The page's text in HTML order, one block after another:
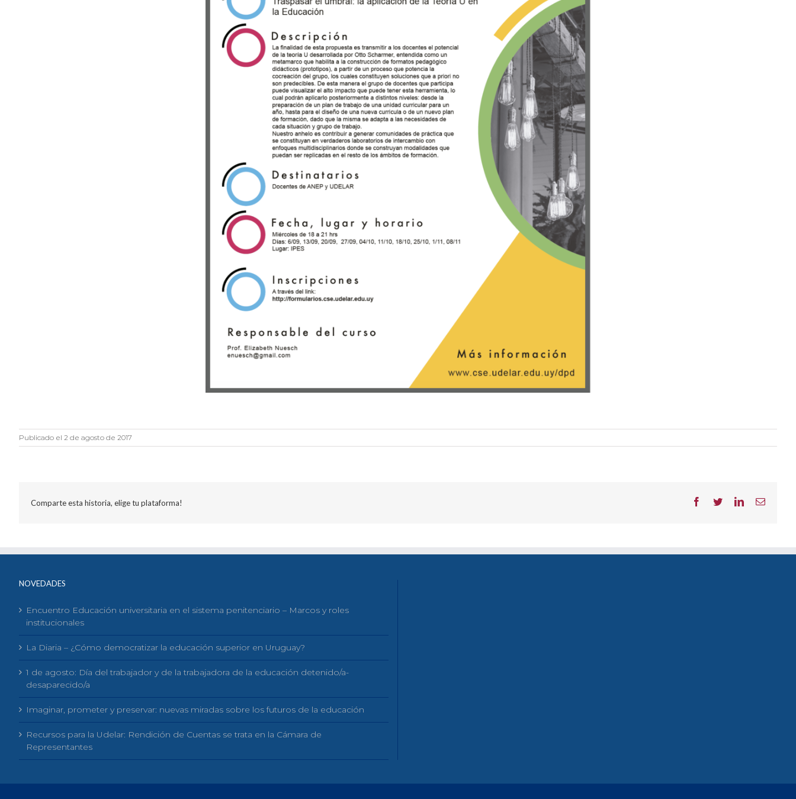
Publicado el 2 de agosto de 2017
Comparte esta historia, elige tu plataforma! Facebook
TwitterLinkedInCorreo
NOVEDADES
Encuentro Educación universitaria en el sistema penitenciario – Marcos y roles
institucionales
La Diaria – ¿Cómo democratizar la educación superior en Uruguay?
1 de agosto: Día del trabajador y de la trabajadora de la educación detenido/a-
desaparecido/a
Imaginar, prometer y preservar: nuevas miradas sobre los futuros de la educación
Recursos para la Udelar: Rendición de Cuentas se trata en la Cámara de
Representantes